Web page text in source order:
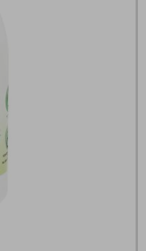
αναζήτηση